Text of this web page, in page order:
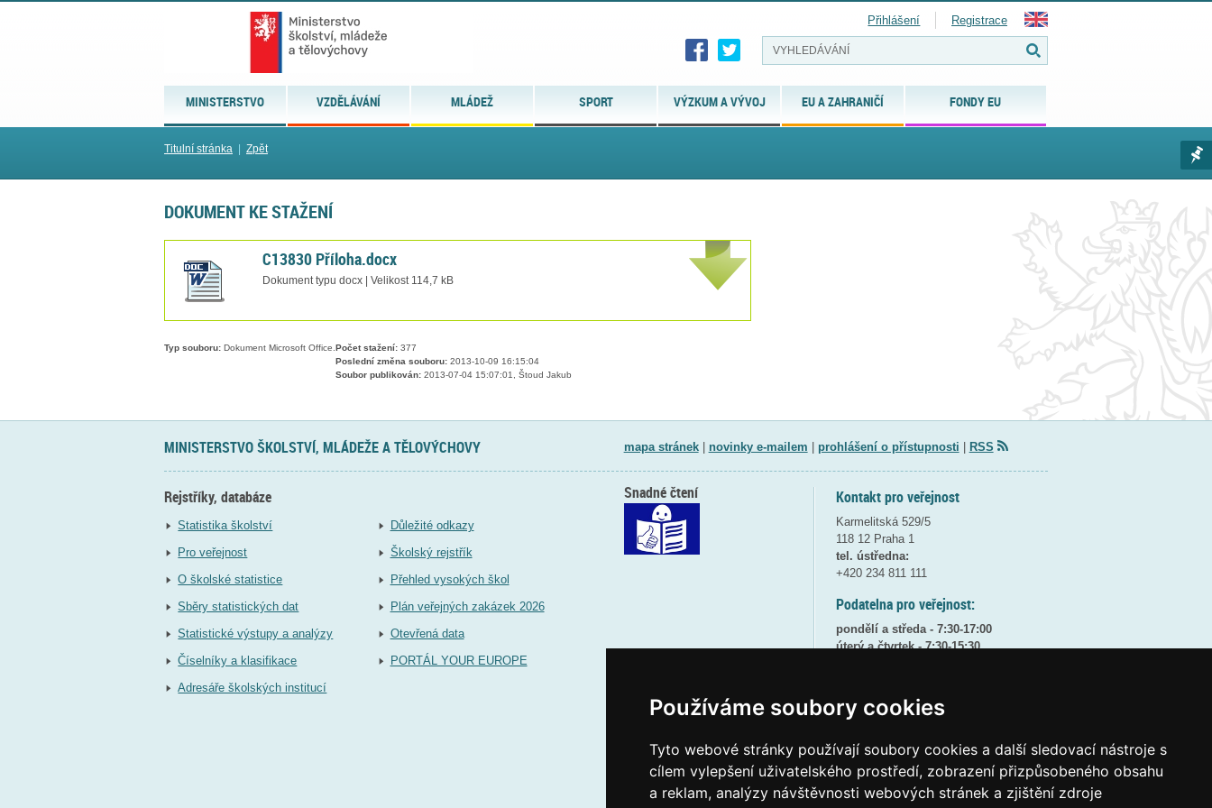
Používáme soubory cookies
Tyto webové stránky používají soubory cookies a další sledovací nástroje s
cílem vylepšení uživatelského prostředí, zobrazení přizpůsobeného obsahu
a reklam, analýzy návštěvnosti webových stránek a zjištění zdroje
MINISTERSTVO VZDĚLÁVÁNÍ MLÁDEŽ SPORT VÝZKUM A VÝVOJ EU A ZAHRANIČÍ FONDY EU
Přihlášení Registrace
Titulní stránka Zpět
DOKUMENT KE STAŽENÍ
C13830 Příloha.docx
Dokument typu docx | Velikost 114,7 kB
Typ souboru: Dokument Microsoft Office. Počet stažení: 377
Poslední změna souboru: 2013-10-09 16:15:04
Soubor publikován: 2013-07-04 15:07:01, Štoud Jakub
MINISTERSTVO ŠKOLSTVÍ, MLÁDEŽE A TĚLOVÝCHOVY mapa stránek| novinky e-mailem prohlášení o přístupnosti RSS
Rejstříky, databáze
Statistika školství
Pro veřejnost
O školské statistice
Sběry statistických dat
Statistické výstupy a analýzy
Číselníky a klasifikace
Adresáře školských institucí
Důležité odkazy
Školský rejstřík
Přehled vysokých škol
Plán veřejných zakázek 2026
Otevřená data
PORTÁL YOUR EUROPE
Kontakt pro veřejnost
Karmelitská 529/5
118 12 Praha 1
tel. ústředna:
+420 234 811 111
Podatelna pro veřejnost:
pondělí a středa - 7:30-17:00
úterý a čtvrtek - 7:30-15:30
8:30 - 9:30 - bezpečnostní přestávka
(více informacíZDE)
Elektronická podatelna:
posta@msmtgov cz
ID datové schránky:vidaawt
Snadné čtení